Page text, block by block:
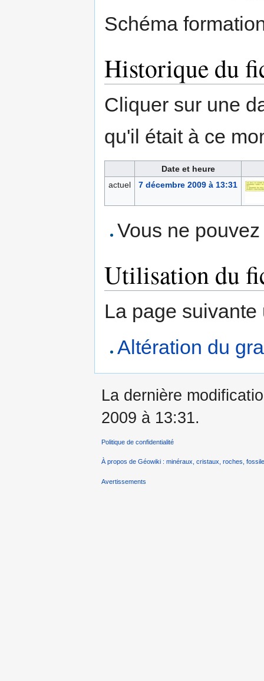
Schéma
Historique du
Cliquer sur une
qu'il était à ce
Date et heure
actuel
7 décembre 2009 à 13:31
Vous ne
Utilisation du
La page
Altération du
La dernière
2009 à 13:31.
Politique de confidentialité
À propos de Géowiki : minéraux, cristaux, roches,
Avertissements